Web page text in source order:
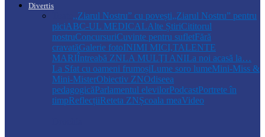
Divertis
,,Ziarul Nostru” cu povești„Ziarul Nostru” pentru
piciABC-UL MEDICALAlte ȘtiriCititorul
nostruConcursuriCuvinte pentru sufletFără
cravatăGalerie fotoINIMI MICI,TALENTE
MARIÎntreabă ZNLA MULŢI ANILa noi acasă la…
La Sfat cu oameni frumoșiLume soro lumeMini-Miss &
Mini-MisterObiectiv ZNOdiseea
pedagogicăParlamentul elevilorPodcastPortrete în
timpReflecțiiReteta ZNȘcoala meaVideo